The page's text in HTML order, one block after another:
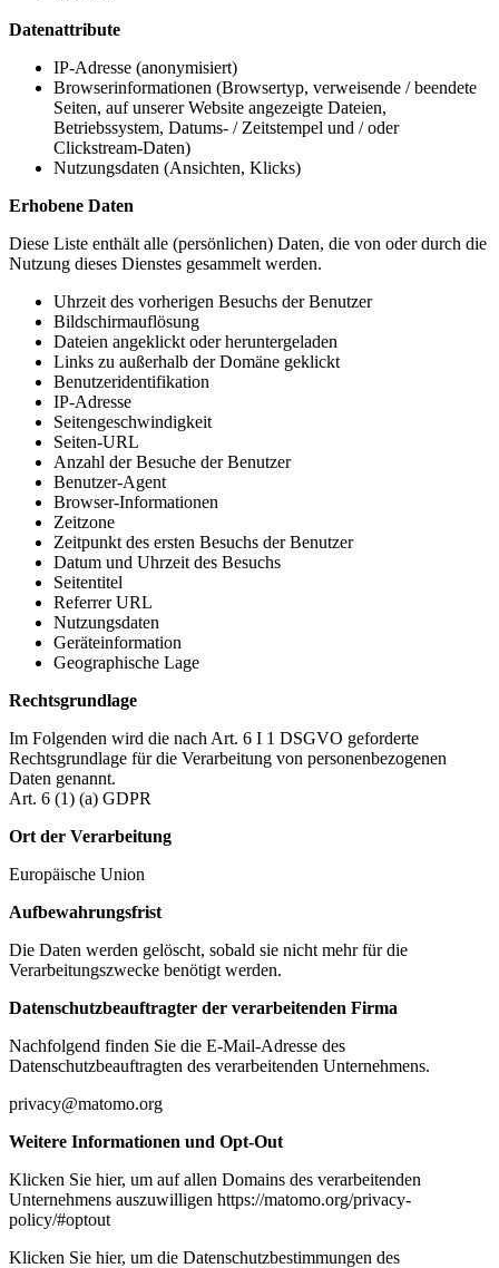
Datenattribute
IP-Adresse (anonymisiert)
Browserinformationen (Browsertyp, verweisende / beendete
Seiten, auf unserer Website angezeigte Dateien,
Betriebssystem, Datums- / Zeitstempel und / oder
Clickstream-Daten)
Nutzungsdaten (Ansichten, Klicks)
Erhobene Daten
Diese Liste enthält alle (persönlichen) Daten, die von oder durch die
Nutzung dieses Dienstes gesammelt werden.
Uhrzeit des vorherigen Besuchs der Benutzer
Bildschirmauflösung
Dateien angeklickt oder heruntergeladen
Links zu außerhalb der Domäne geklickt
Benutzeridentifikation
IP-Adresse
Seitengeschwindigkeit
Seiten-URL
Anzahl der Besuche der Benutzer
Benutzer-Agent
Browser-Informationen
Zeitzone
Zeitpunkt des ersten Besuchs der Benutzer
Datum und Uhrzeit des Besuchs
Seitentitel
Referrer URL
Nutzungsdaten
Geräteinformation
Geographische Lage
Rechtsgrundlage
Im Folgenden wird die nach Art. 6 I 1 DSGVO geforderte
Rechtsgrundlage für die Verarbeitung von personenbezogenen
Daten genannt.
Art. 6 (1) (a) GDPR
Ort der Verarbeitung
Europäische Union
Aufbewahrungsfrist
Die Daten werden gelöscht, sobald sie nicht mehr für die
Verarbeitungszwecke benötigt werden.
Datenschutzbeauftragter der verarbeitenden Firma
Nachfolgend finden Sie die E-Mail-Adresse des
Datenschutzbeauftragten des verarbeitenden Unternehmens.
privacy@matomo.org
Weitere Informationen und Opt-Out
Klicken Sie hier, um auf allen Domains des verarbeitenden
Unternehmens auszuwilligen https://matomo.org/privacy-
policy/#optout
Klicken Sie hier, um die Datenschutzbestimmungen des